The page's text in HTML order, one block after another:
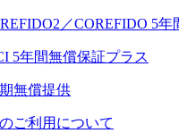
／COREFIDO 5年
5年間無償保証プラス
無償提供
ご利用について